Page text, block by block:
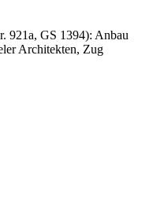
921a, GS 1394): Anbau
Architekten, Zug